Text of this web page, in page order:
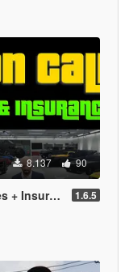
8.137 90
1.6.5